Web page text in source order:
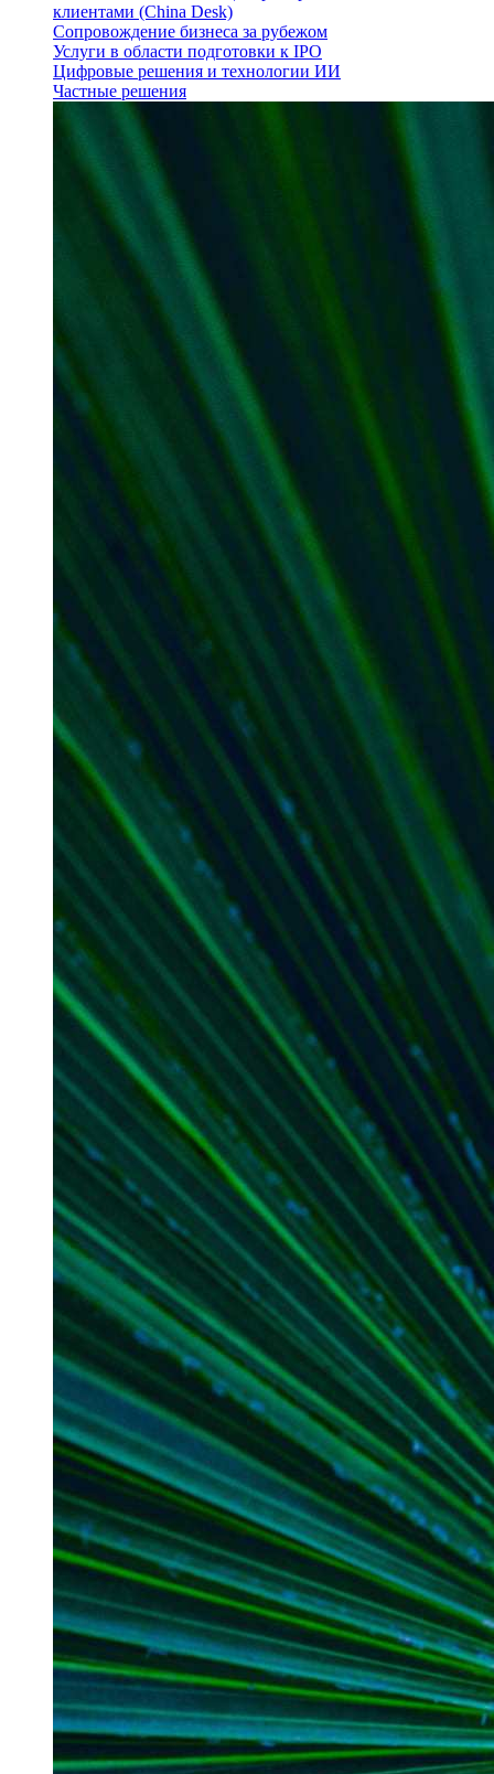
клиентами (China Desk)
Сопровождение бизнеса за рубежом
Услуги в области подготовки к IPO
Цифровые решения и технологии ИИ
Частные решения